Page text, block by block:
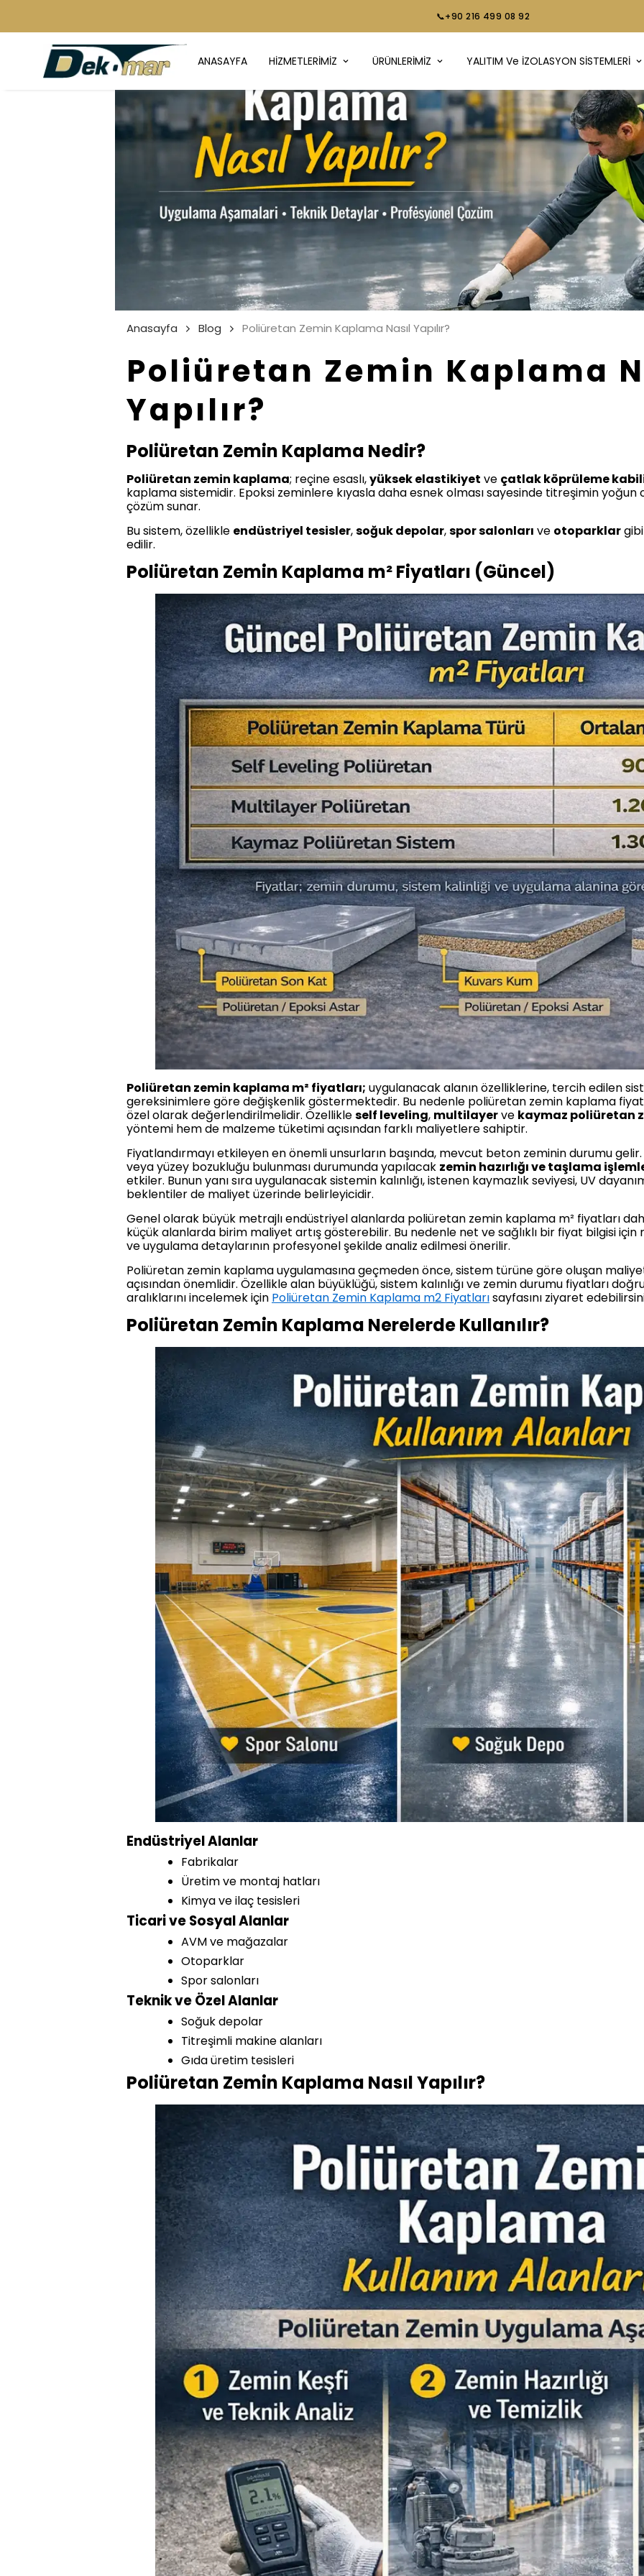
📞+90 216 499 08 92
ANASAYFA HİZMETLERİMİZ ÜRÜNLERİMİZ YALITIM Ve İZOLASYON SİSTEMLERİ
Anasayfa Blog Poliüretan Zemin Kaplama Nasıl Yapılır?
Poliüretan Zemin Kaplama
Yapılır?
Poliüretan Zemin Kaplama Nedir?
Poliüretan zemin kaplama; reçine esaslı,yüksek elastikiyet ve çatlak köprüleme
kaplama sistemidir. Epoksi zeminlere kıyasla daha esnek olması sayesinde titreşimin
çözüm sunar.
Bu sistem, özellikle endüstriyel tesisler,soğuk depolar,spor salonları ve otoparklar
edilir.
Poliüretan Zemin Kaplama m² Fiyatları (Güncel)
Poliüretan zemin kaplama m² fiyatları; uygulanacak alanın özelliklerine, tercih edilen
gereksinimlere göre değişkenlik göstermektedir. Bu nedenle poliüretan zemin kaplama
özel olarak değerlendirilmelidir. Özellikleself leveling, multilayerve kaymaz poliüretan
yöntemi hem de malzeme tüketimi açısından farklı maliyetlere sahiptir.
Fiyatlandırmayı etkileyen en önemli unsurların başında, mevcut beton zeminin durumu
veya yüzey bozukluğu bulunması durumunda yapılacak zemin hazırlığı ve taşlama
etkiler. Bunun yanı sıra uygulanacak sistemin kalınlığı, istenen kaymazlık seviyesi, UV
beklentiler de maliyet üzerinde belirleyicidir.
Genel olarak büyük metrajlı endüstriyel alanlarda poliüretan zemin kaplama m² fiyatları
küçük alanlarda birim maliyet artış gösterebilir. Bu nedenle net ve sağlıklı bir fiyat bilgisi
ve uygulama detaylarının profesyonel şekilde analiz edilmesi önerilir.
Poliüretan zemin kaplama uygulamasına geçmeden önce, sistem türüne göre oluşan
açısından önemlidir. Özellikle alan büyüklüğü, sistem kalınlığı ve zemin durumu fiyatları
aralıklarını incelemek için Poliüretan Zemin Kaplama m2 Fiyatlarısayfasını ziyaret
Poliüretan Zemin Kaplama Nerelerde Kullanılır?
Endüstriyel Alanlar
Fabrikalar
Üretim ve montaj hatları
Kimya ve ilaç tesisleri
Ticari ve Sosyal Alanlar
AVM ve mağazalar
Otoparklar
Spor salonları
Teknik ve Özel Alanlar
Soğuk depolar
Titreşimli makine alanları
Gıda üretim tesisleri
Poliüretan Zemin Kaplama Nasıl Yapılır?